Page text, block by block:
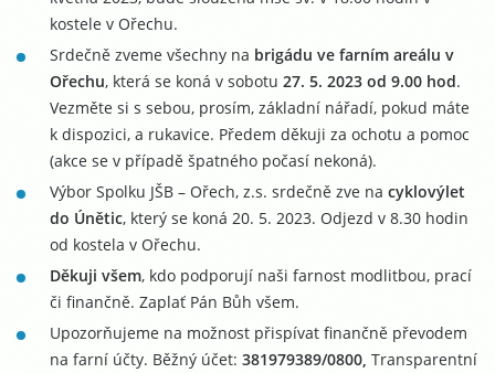
kostele v Ořechu.
Srdečně zveme všechny na brigádu ve farním areálu v
Ořechu, která se koná v sobotu 27. 5. 2023 od 9.00 hod.
Vezměte si s sebou, prosím, základní nářadí, pokud máte
k dispozici, a rukavice. Předem děkuji za ochotu a pomoc
(akce se v případě špatného počasí nekoná).
Výbor Spolku JŠB – Ořech, z.s. srdečně zve na cyklovýlet
do Únětic, který se koná 20. 5. 2023. Odjezd v 8.30 hodin
od kostela v Ořechu.
Děkuji všem, kdo podporují naši farnost modlitbou, prací
či finančně. Zaplať Pán Bůh všem.
Upozorňujeme na možnost přispívat finančně převodem
na farní účty. Běžný účet: 381979389/0800, Transparentní